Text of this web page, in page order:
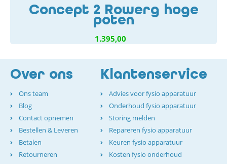
Concept 2 Rowerg hoge
poten
1.395,00
Over ons
Ons team
Blog
Contact opnemen
Bestellen & Leveren
Betalen
Retourneren
Klantenservice
Advies voor fysio apparatuur
Onderhoud fysio apparatuur
Storing melden
Repareren fysio apparatuur
Keuren fysio apparatuur
Kosten fysio onderhoud